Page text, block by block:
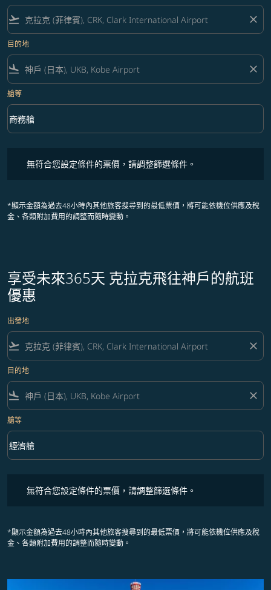
flight_takeoff close
目的地
flight_land close
艙等
艙等 option 商務艙 Selected
商務艙
keyboard_arrow_down
無符合您設定條件的票價，請調整篩選條件。
*顯示金額為過去48小時內其他旅客搜尋到的最低票價，將可能依機位供應及稅
金、各類附加費用的調整而隨時變動。
享受未來365天 克拉克飛往神戶的航班
優惠
出發地
flight_takeoff close
目的地
flight_land close
艙等
艙等 option 經濟艙 Selected
經濟艙
keyboard_arrow_down
無符合您設定條件的票價，請調整篩選條件。
*顯示金額為過去48小時內其他旅客搜尋到的最低票價，將可能依機位供應及稅
金、各類附加費用的調整而隨時變動。